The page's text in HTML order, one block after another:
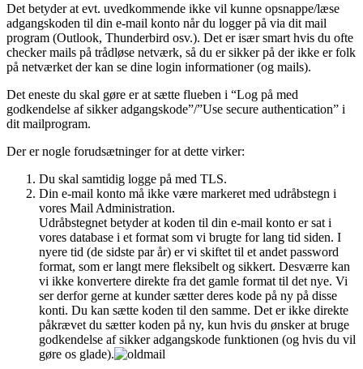
Det betyder at evt. uvedkommende ikke vil kunne opsnappe/læse
adgangskoden til din e-mail konto når du logger på via dit mail
program (Outlook, Thunderbird osv.). Det er især smart hvis du ofte
checker mails på trådløse netværk, så du er sikker på der ikke er folk
på netværket der kan se dine login informationer (og mails).
Det eneste du skal gøre er at sætte flueben i “Log på med
godkendelse af sikker adgangskode”/”Use secure authentication” i
dit mailprogram.
Der er nogle forudsætninger for at dette virker:
Du skal samtidig logge på med TLS.
Din e-mail konto må ikke være markeret med udråbstegn i
vores Mail Administration.
Udråbstegnet betyder at koden til din e-mail konto er sat i
vores database i et format som vi brugte for lang tid siden. I
nyere tid (de sidste par år) er vi skiftet til et andet password
format, som er langt mere fleksibelt og sikkert. Desværre kan
vi ikke konvertere direkte fra det gamle format til det nye. Vi
ser derfor gerne at kunder sætter deres kode på ny på disse
konti. Du kan sætte koden til den samme. Det er ikke direkte
påkrævet du sætter koden på ny, kun hvis du ønsker at bruge
godkendelse af sikker adgangskode funktionen (og hvis du vil
gøre os glade).